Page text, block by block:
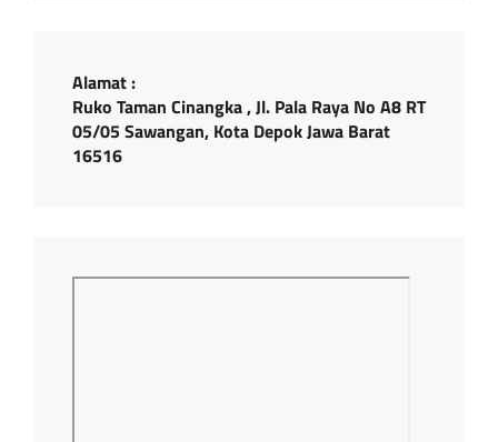
Alamat :
Ruko Taman Cinangka , Jl. Pala Raya No A8 RT
05/05 Sawangan, Kota Depok Jawa Barat
16516